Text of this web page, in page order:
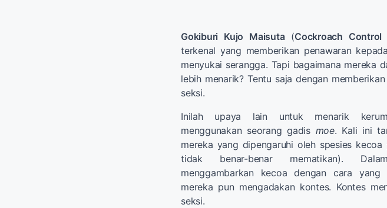
Gokiburi Kujo Maisuta(Cockroach Control
terkenal yang memberikan penawaran
menyukai serangga. Tapi bagaimana mereka
lebih menarik? Tentu saja dengan
seksi.
Inilah upaya lain untuk menarik
menggunakan seorang gadis moe. Kali ini
mereka yang dipengaruhi oleh spesies
tidak benar-benar mematikan).
menggambarkan kecoa dengan cara
mereka pun mengadakan kontes. Kontes
seksi.